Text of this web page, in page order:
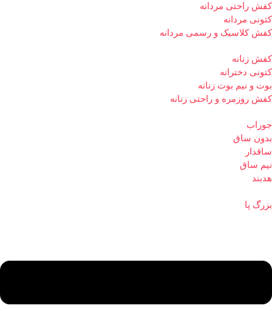
کفش راحتی مردانه
کتونی مردانه
کفش کلاسیک و رسمی مردانه
کفش زنانه
کتونی دخترانه
بوت و نیم بوت زنانه
کفش روزمره و راحتی زنانه
جوراب
بدون ساق
ساقدار
نیم ساق
هدبند
بزرگ پا